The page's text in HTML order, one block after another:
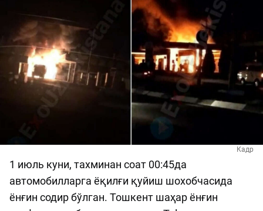
Кадр
1 июль куни, тахминан соат 00:45да
автомобилларга ёқилғи қуйиш шохобчасида
ёнғин содир бўлган. Тошкент шаҳар ёнғин